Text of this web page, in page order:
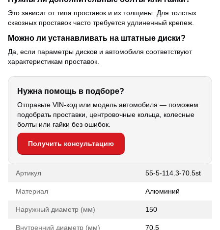
Это зависит от типа проставок и их толщины. Для толстых
сквозных проставок часто требуется удлиненный крепеж.
Можно ли устанавливать на штатные диски?
Да, если параметры дисков и автомобиля соответствуют
характеристикам проставок.
Нужна помощь в подборе?
Отправьте VIN-код или модель автомобиля — поможем
подобрать проставки, центровочные кольца, колесные
болты или гайки без ошибок.
Получить консультацию
Артикул 55-5-114.3-70.5st
Материал Алюминий
Наружный диаметр (мм) 150
Внутренний диаметр (мм) 70.5